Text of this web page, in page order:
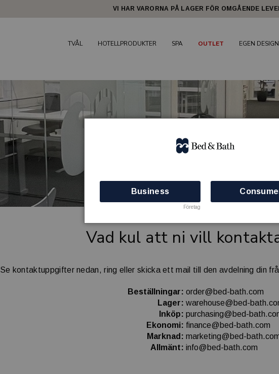
VI HAR VARORNA PÅ LAGER FÖR OMGÅENDE
TVÅL HOTELLPRODUKTER SPA OUTLET EGEN DESIGN
Vad kul att ni vill
Se kontaktuppgifter nedan, ring eller skicka ett mail till den avdelning din
Beställningar: order@bed-bath.com
Lager: warehouse@bed-
Inköp: purchasing@bed-
Ekonomi: finance@bed-bath.com
Marknad: marketing@bed-
Allmänt: info@bed-bath.com
Business
Företag